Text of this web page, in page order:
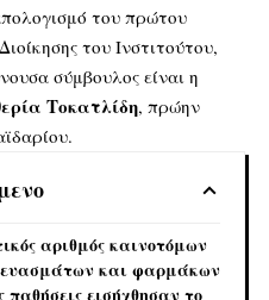
του πρώτου
του Ινστιτούτου,
σύμβουλος είναι η
Τοκατλίδη, πρώην
αριθμός καινοτόμων
και φαρμάκων
παθήσεις εισήχθησαν το